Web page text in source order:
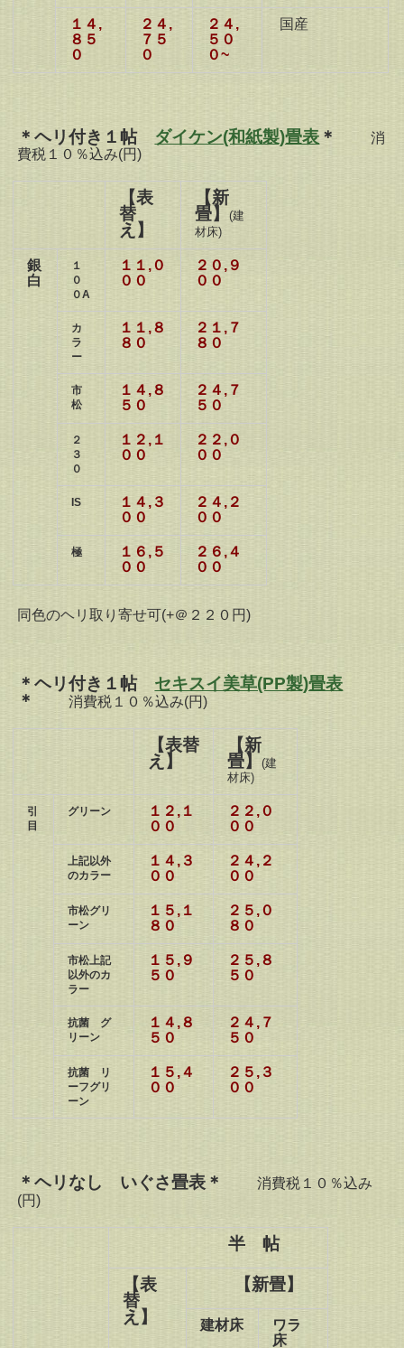
１４,
８５
０
２４,
７５
０
２４,
５０
０~
国産
＊ヘリ付き１帖 ダイケン(和紙製)畳表 ＊消
費税１０％込み(円)
【表
替
え】
【新
畳】(建
材床)
銀
白
１
０
０A
１１,０
００
２０,９
００
カ
ラ
ー
１１,８
８０
２１,７
８０
市
松
１４,８
５０
２４,７
５０
２
３
０
１２,１
００
２２,０
００
IS
１４,３
００
２４,２
００
極
１６,５
００
２６,４
００
同色のヘリ取り寄せ可(+＠２２０円)
＊ヘリ付き１帖 セキスイ美草(PP製)畳表
＊消費税１０％込み(円)
【表替
え】
【新
畳】(建
材床)
引
目
グリーン
１２,１
００
２２,０
００
上記以外
のカラー
１４,３
００
２４,２
００
市松グリ
ーン
１５,１
８０
２５,０
８０
市松上記
以外のカ
ラー
１５,９
５０
２５,８
５０
抗菌 グ
リーン
１４,８
５０
２４,７
５０
抗菌 リ
ーフグリ
ーン
１５,４
００
２５,３
００
＊ヘリなし いぐさ畳表＊消費税１０％込み
(円)
半 帖
【表
替
え】
【新畳】
建材床
ワラ
床